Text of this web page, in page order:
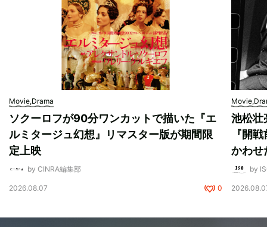
Movie,Drama
ソクーロフが90分ワンカットで描いた『エ
ルミタージュ幻想』リマスター版が期間限
定上映
by CINRA編集部
2026.08.07 0
池松壮
『開
かわせ
by